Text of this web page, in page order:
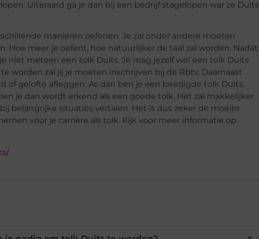
Uiteraard ga je dan bij een bedrijf stagelopen war ze Duits
manieren oefenen. Je zal onder andere moeten
Hoe meer je oefent, hoe natuurlijker de taal zal worden. Nadat
niet meteen een tolk Duits. Je mag jezelf wel een tolk Duits
worden zal jij je moeten inschrijven bij de Rbtv. Daarnaast
of gelofte afleggen. As dan ben je een beëdigde tolk Duits.
je dan wordt erkend als een goede tolk. Het zal makkelijker
belangrijke situaties vertalen. Het is dus zeker de moeite
voor je carrière als tolk. Kijk voor meer informatie op